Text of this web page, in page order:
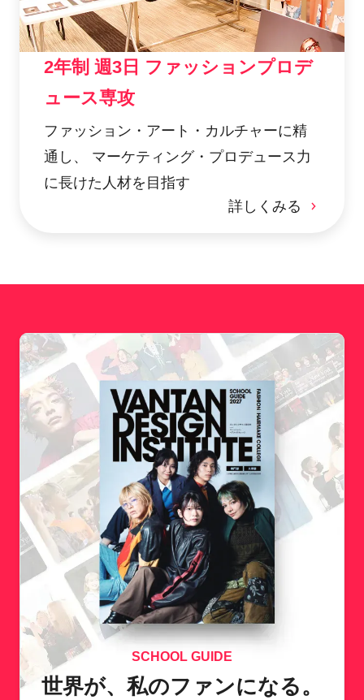
2年制 週3日 ファッションプロデ
ュース専攻
ファッション・アート・カルチャーに精
通し、 マーケティング・プロデュース力
に長けた人材を目指す
詳しくみる
SCHOOL GUIDE
世界が、私のファンになる。